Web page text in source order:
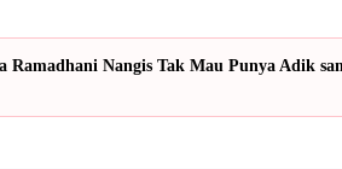
Ramadhani Nangis Tak Mau Punya Adik